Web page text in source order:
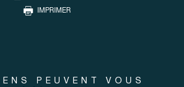
IMPRIMER
PEUVENT VOUS